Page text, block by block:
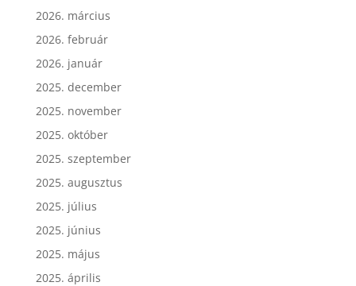
2026. március
2026. február
2026. január
2025. december
2025. november
2025. október
2025. szeptember
2025. augusztus
2025. július
2025. június
2025. május
2025. április